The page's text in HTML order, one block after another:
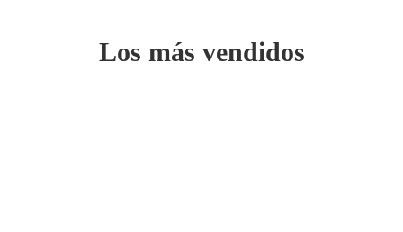
Mañana y/o noche.Los más vendidos